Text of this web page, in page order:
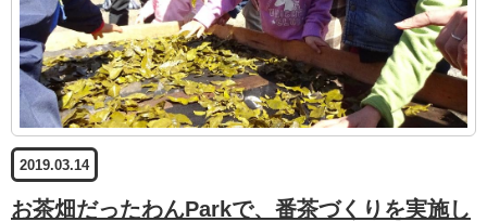
2019.03.14
お茶畑だったわんParkで、番茶づくりを実施し